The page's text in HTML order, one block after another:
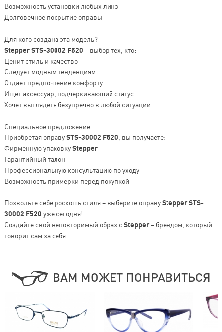
Возможность установки любых линз
Долговечное покрытие оправы
Для кого создана эта модель?
Stepper STS-30002 F520 – выбор тех, кто:
Ценит стиль и качество
Следует модным тенденциям
Отдает предпочтение комфорту
Ищет аксессуар, подчеркивающий статус
Хочет выглядеть безупречно в любой ситуации
Специальное предложение
Приобретая оправуSTS-30002 F520 , вы получаете:
Фирменную упаковкуStepper
Гарантийный талон
Профессиональную консультацию по уходу
Возможность примерки перед покупкой
Позвольте себе роскошь стиля – выберите оправуStepper STS-
30002 F520 уже сегодня!
Создайте свой неповторимый образ с Stepper– брендом, который
говорит сам за себя.
ВАМ МОЖЕТ ПОНРАВИТЬСЯ